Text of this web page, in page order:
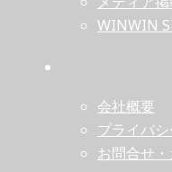
WINWIN
会社概要
プライバ
お問合せ